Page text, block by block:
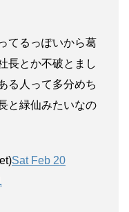
てるっぽいから葛
長とか不破とまし
る人って多分めち
と緑仙みたいなの
Sat Feb 20